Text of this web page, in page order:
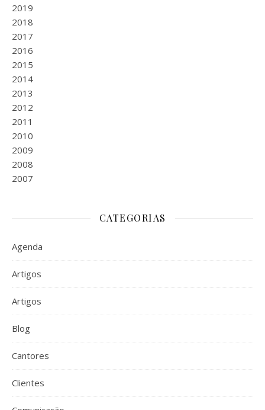
2019
2018
2017
2016
2015
2014
2013
2012
2011
2010
2009
2008
2007
CATEGORIAS
Agenda
Artigos
Artigos
Blog
Cantores
Clientes